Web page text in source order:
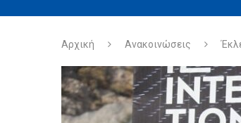
Αρχική Ανακοινώσεις